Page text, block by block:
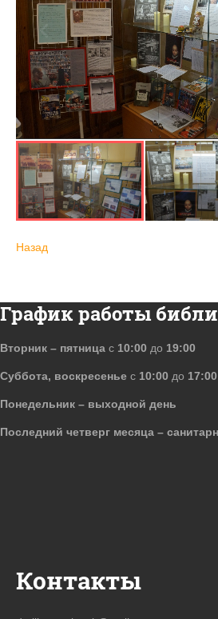
Назад
Контакты
График работы
Вторник – пятница с 10:00 до 19:00
Суббота, воскресенье с 10:00 до 17:00
Понедельник – выходной день
Последний четверг месяца –